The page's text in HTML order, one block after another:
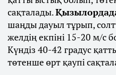
сақталады.
шаңды дауыл тұрып,
желдің екпіні 15-20 м/с
Күндіз 40-42 градус
төтенше өрт қаупі